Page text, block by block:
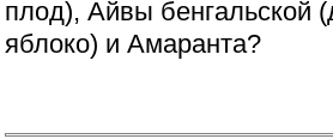
плод), Айвы бенгальской
яблоко) и Амаранта?